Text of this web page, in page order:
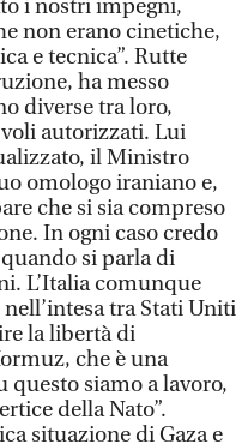
i nostri impegni,
non erano cinetiche,
e tecnica”. Rutte
ha messo
diverse tra loro,
autorizzati. Lui
il Ministro
omologo iraniano e,
che si sia compreso
In ogni caso credo
si parla di
L’Italia comunque
tra Stati Uniti
la libertà di
che è una
siamo a lavoro,
della Nato”.
situazione di Gaza e